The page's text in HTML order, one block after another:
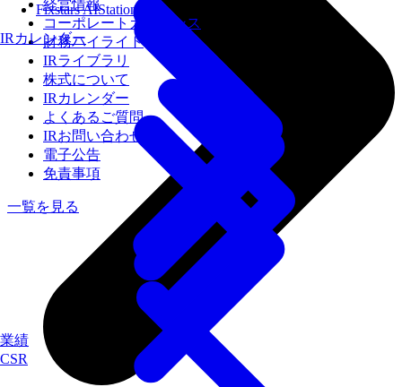
経営情報
コーポレートガバナンス
財務ハイライト
IRライブラリ
株式について
IRカレンダー
よくあるご質問
IRお問い合わせ
電子公告
免責事項
一覧を見る
CSR
Fixstars AIStation
IRカレンダー
業績